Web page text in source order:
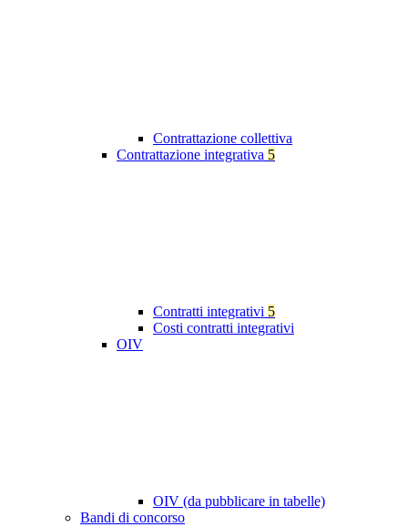
Contrattazione collettiva
Contrattazione integrativa 5
Contratti integrativi 5
Costi contratti integrativi
OIV
OIV (da pubblicare in tabelle)
Bandi di concorso